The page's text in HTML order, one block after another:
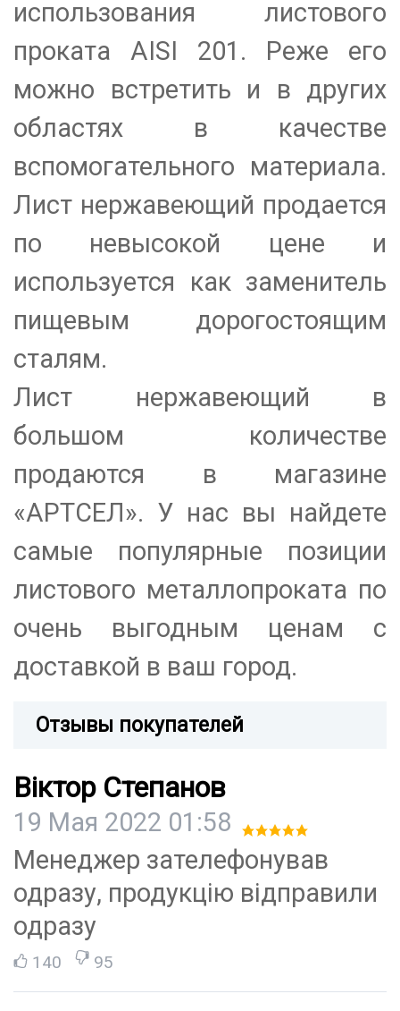
использования листового
проката AISI 201. Реже его
можно встретить и в других
областях в качестве
вспомогательного материала.
Лист нержавеющий продается
по невысокой цене и
используется как заменитель
пищевым дорогостоящим
сталям.
Лист нержавеющий в
большом количестве
продаются в магазине
«АРТСЕЛ». У нас вы найдете
самые популярные позиции
листового металлопроката по
очень выгодным ценам с
доставкой в ваш город.
Отзывы покупателей
Віктор Степанов
19 Мая 2022 01:58
Менеджер зателефонував
одразу, продукцію відправили
одразу
140 95